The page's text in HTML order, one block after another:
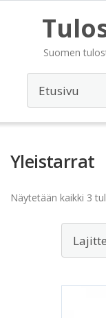
Suomen
Yleistarrat
Näytetään kaikki 3